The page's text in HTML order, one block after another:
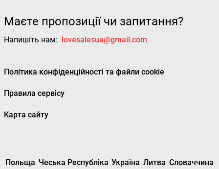
Маєте пропозиції чи запитання?
Напишіть нам: lovesalesua@gmail.com
Політика конфіденційності та файли cookie
Правила сервісу
Карта сайту
Польща Чеська Республіка Україна Литва Словаччина